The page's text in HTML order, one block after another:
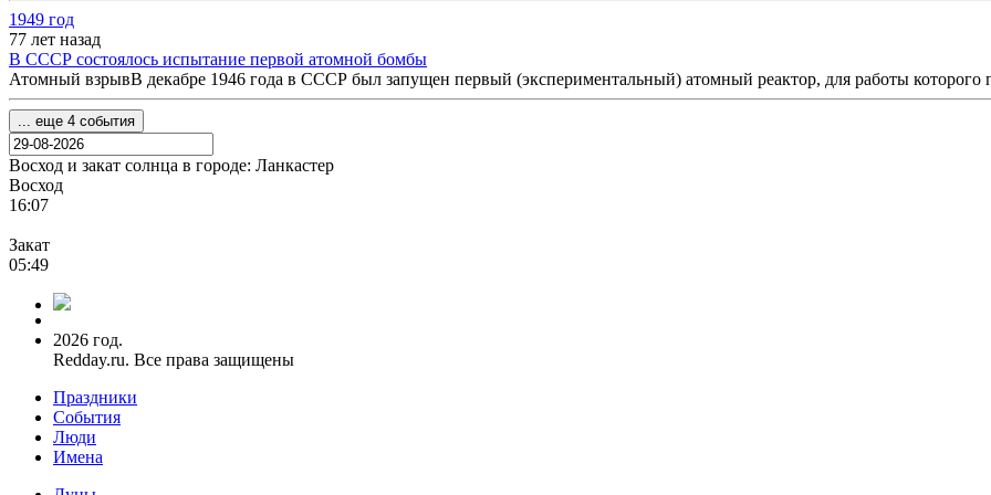
1949 год
77 лет назад
В СССР состоялось испытание первой атомной бомбы
Атомный взрывВ декабре 1946 года в СССР был запущен первый (экспериментальный) атомный реактор, для работы которого
... еще 4 события
Восход и закат солнца в городе: Ланкастер
Восход
16:07
Закат
05:49
2026 год.
Redday.ru. Все права защищены
Праздники
События
Люди
Имена